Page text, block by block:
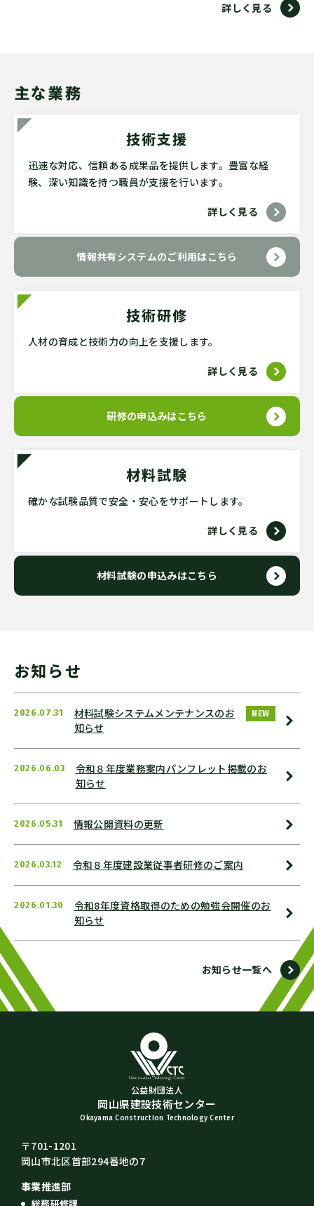
詳しく見る
主な業務
技術支援
迅速な対応、信頼ある成果品を提供します。豊富な経
験、深い知識を持つ職員が支援を行います。
詳しく見る
情報共有システムのご利用はこちら
技術研修
人材の育成と技術力の向上を支援し ます。
詳しく見る
研修の申込みはこちら
材料試験
確かな試験品質で安全・安心をサポートします。
詳しく見る
材料試験の申込みはこちら
お知らせ
2026.07.31
材料試験システムメンテナンスのお
知らせ
NEW
2026.06.03
令和８年度業務案内パンフレット掲載のお
知らせ
2026.05.31 情報公開資料の更新
2026.03.12 令和８年度建設業従事者研修のご案内
2026.01.30
令和8年度資格取得のための勉強会開催のお
知らせ
お知らせ一覧へ
公益財団法人
岡山県建設技術センター
Okayama Construction Technology Center
〒701-1201
岡山市北区首部294番地の7
事業推進部